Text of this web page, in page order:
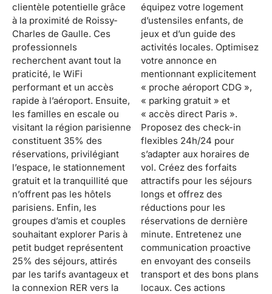
clientèle potentielle grâce
à la proximité de Roissy-
Charles de Gaulle. Ces
professionnels
recherchent avant tout la
praticité, le WiFi
performant et un accès
rapide à l’aéroport. Ensuite,
les familles en escale ou
visitant la région parisienne
constituent 35% des
réservations, privilégiant
l’espace, le stationnement
gratuit et la tranquillité que
n’offrent pas les hôtels
parisiens. Enfin, les
groupes d’amis et couples
souhaitant explorer Paris à
petit budget représentent
25% des séjours, attirés
par les tarifs avantageux et
la connexion RER vers la
équipez votre logement
d’ustensiles enfants, de
jeux et d’un guide des
activités locales. Optimisez
votre annonce en
mentionnant explicitement
« proche aéroport CDG »,
« parking gratuit » et
« accès direct Paris ».
Proposez des check-in
flexibles 24h/24 pour
s’adapter aux horaires de
vol. Créez des forfaits
attractifs pour les séjours
longs et offrez des
réductions pour les
réservations de dernière
minute. Entretenez une
communication proactive
en envoyant des conseils
transport et des bons plans
locaux. Ces actions